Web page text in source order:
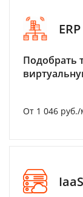
ERP
Подобрать
От 1 046
IaaS